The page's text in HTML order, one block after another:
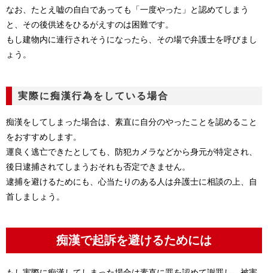
なお、たとえ嘘の自白であっても「一度やった」と認めてしまう
と、その後供述をひるがえすのは困難です。
もし建物内に連行されそうになったら、その場で弁護士を呼びまし
ょう。
実際に痴漢行為をしている場合
痴漢をしてしまった場合は、素直に自分のやったことを認めること
をおすすめします。
運良く逃亡できたとしても、防犯カメラなどから身元が特定され、
後日逮捕されてしまうおそれも否定できません。
逮捕を避けるためにも、心当たりのある人は弁護士に相談の上、自
首しましょう。
痴漢で起訴を避けるためには